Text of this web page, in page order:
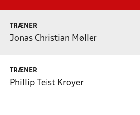
TRÆNER
Jonas Christian Møller
TRÆNER
Phillip Teist Kroyer